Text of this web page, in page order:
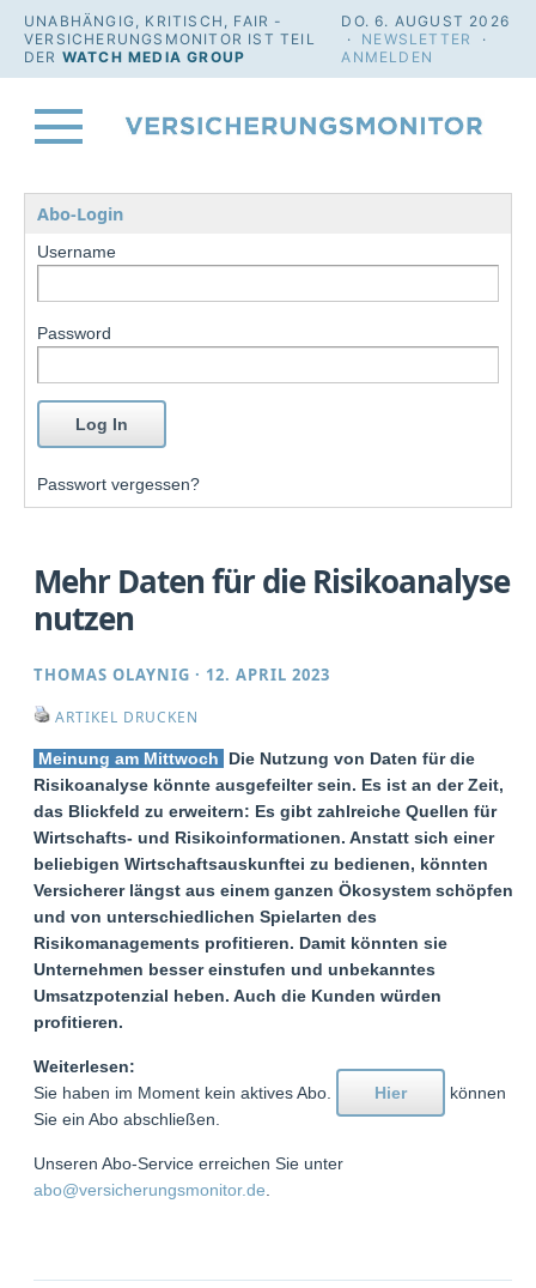
UNABHÄNGIG, KRITISCH, FAIR -
VERSICHERUNGSMONITOR IST TEIL
DER WATCH MEDIA GROUP
DO. 6. AUGUST 2026
· NEWSLETTER
·
ANMELDEN
Abo-Login
Username
Password
Passwort vergessen?
Mehr Daten für die Risikoanalyse
nutzen
THOMAS OLAYNIG · 12. APRIL 2023
ARTIKEL DRUCKEN
Meinung am Mittwoch
Die Nutzung von Daten für die
Risikoanalyse könnte ausgefeilter sein. Es ist an der Zeit,
das Blickfeld zu erweitern: Es gibt zahlreiche Quellen für
Wirtschafts- und Risikoinformationen. Anstatt sich einer
beliebigen Wirtschaftsauskunftei zu bedienen, könnten
Versicherer längst aus einem ganzen Ökosystem schöpfen
und von unterschiedlichen Spielarten des
Risikomanagements profitieren. Damit könnten sie
Unternehmen besser einstufen und unbekanntes
Umsatzpotenzial heben. Auch die Kunden würden
profitieren.
Weiterlesen:
Sie haben im Moment kein aktives Abo.
Hier
können
Sie ein Abo abschließen.
Unseren Abo-Service erreichen Sie unter
abo@versicherungsmonitor.de